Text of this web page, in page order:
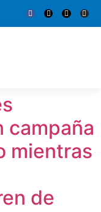
campaña
mientras
de